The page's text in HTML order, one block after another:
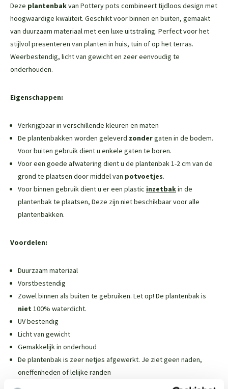
Deze plantenbakvan Pottery pots combineert tijdloos design met
hoogwaardige kwaliteit. Geschikt voor binnen en buiten, gemaakt
van duurzaam materiaal met een luxe uitstraling. Perfect voor het
stijlvol presenteren van planten in huis, tuin of op het terras.
Weerbestendig, licht van gewicht en zeer eenvoudig te
onderhouden.
Eigenschappen:
Verkrijgbaar in verschillende kleuren en maten
De plantenbakken worden geleverd zondergaten in de bodem.
Voor buiten gebruik dient u enkele gaten te boren.
Voor een goede afwatering dient u de plantenbak 1-2 cm van de
grond te plaatsen door middel van potvoetjes.
Voor binnen gebruik dient u er een plastic inzetbakin de
plantenbak te plaatsen, Deze zijn niet beschikbaar voor alle
plantenbakken.
Voordelen:
Duurzaam materiaal
Vorstbestendig
Zowel binnen als buiten te gebruiken. Let op! De plantenbak is
niet 100% waterdicht.
UV bestendig
Licht van gewicht
Gemakkelijk in onderhoud
De plantenbak is zeer netjes afgewerkt. Je ziet geen naden,
oneffenheden of lelijke randen